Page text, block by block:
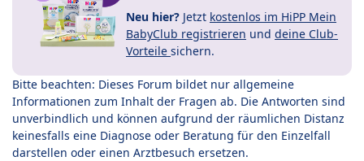
Neu hier? Jetzt kostenlos im HiPP Mein
BabyClub registrieren und deine Club-
Vorteile sichern.
Bitte beachten: Dieses Forum bildet nur allgemeine
Informationen zum Inhalt der Fragen ab. Die Antworten sind
unverbindlich und können aufgrund der räumlichen Distanz
keinesfalls eine Diagnose oder Beratung für den Einzelfall
darstellen oder einen Arztbesuch ersetzen.